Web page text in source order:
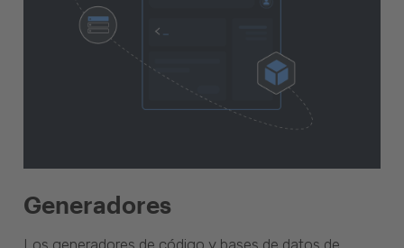
Generadores
Los generadores de código y bases de datos de